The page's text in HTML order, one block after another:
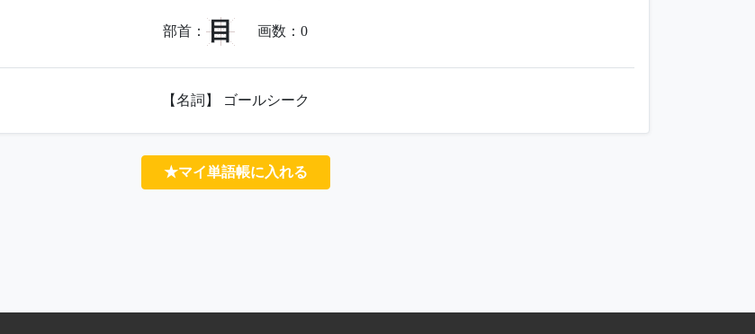
部首： 目 画数： 0
【名詞】 ゴールシーク
★マイ単語帳に入れる